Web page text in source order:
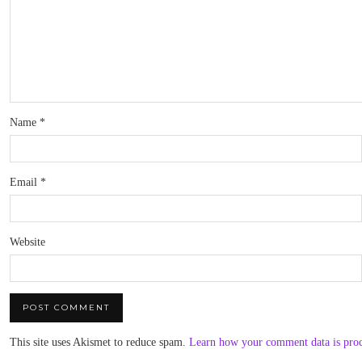
Name *
Email *
Website
This site uses Akismet to reduce spam. Learn how your comment data is